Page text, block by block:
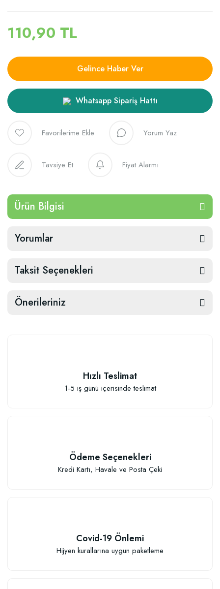
110,90 TL
Gelince Haber Ver
Whatsapp Sipariş Hattı
Yorum Yaz
Tavsiye Et Fiyat Alarmı
Ürün Bilgisi
Yorumlar
Taksit Seçenekleri
Önerileriniz
Hızlı Teslimat
1-5 iş günü içerisinde teslimat
Ödeme Seçenekleri
Kredi Kartı, Havale ve Posta Çeki
Covid-19 Önlemi
Hijyen kurallarına uygun paketleme